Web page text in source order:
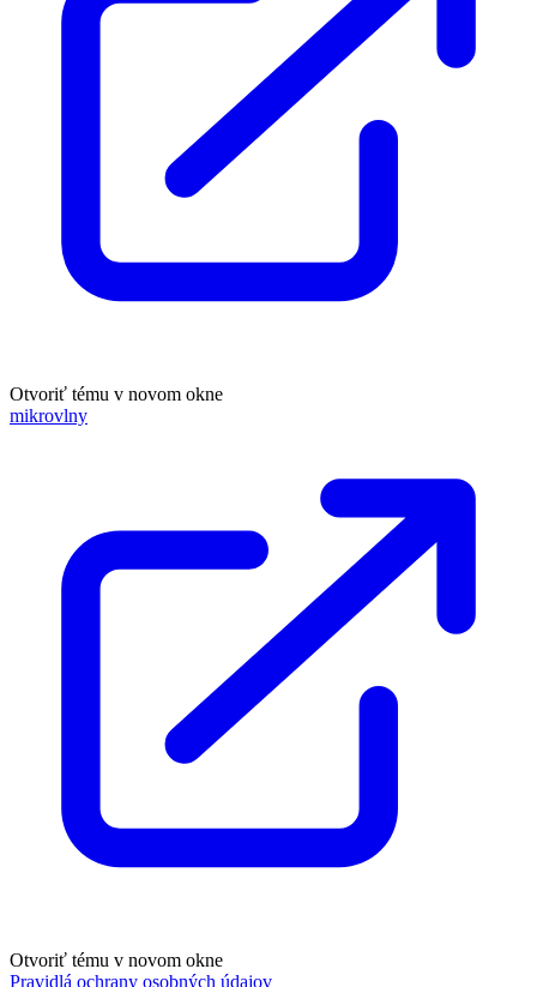
Otvoriť tému v novom okne
mikrovlny
Otvoriť tému v novom okne
Pravidlá ochrany osobných údajov